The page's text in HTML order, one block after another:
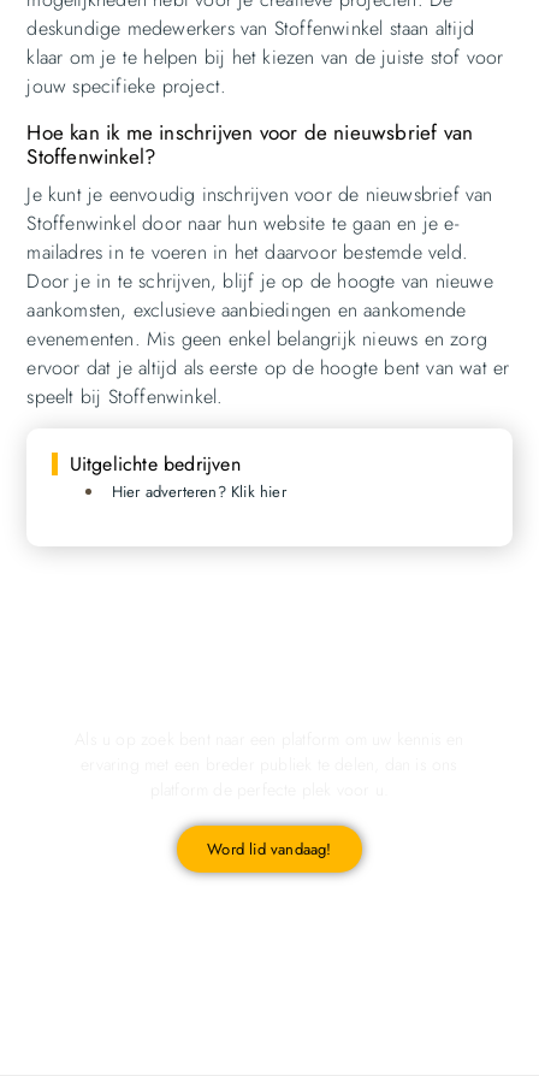
deskundige medewerkers van Stoffenwinkel staan altijd
klaar om je te helpen bij het kiezen van de juiste stof voor
jouw specifieke project.
Hoe kan ik me inschrijven voor de nieuwsbrief van
Stoffenwinkel?
Je kunt je eenvoudig inschrijven voor de nieuwsbrief van
Stoffenwinkel door naar hun website te gaan en je e-
mailadres in te voeren in het daarvoor bestemde veld.
Door je in te schrijven, blijf je op de hoogte van nieuwe
aankomsten, exclusieve aanbiedingen en aankomende
evenementen. Mis geen enkel belangrijk nieuws en zorg
ervoor dat je altijd als eerste op de hoogte bent van wat er
speelt bij Stoffenwinkel.
Uitgelichte bedrijven
Hier adverteren? Klik hier
Word lid vandaag!